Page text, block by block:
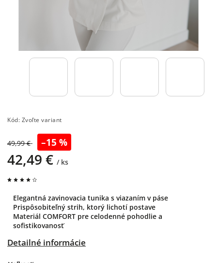
Kód: Zvoľte variant
49,99 € –15 %
42,49 € / ks
Elegantná zavinovacia tunika s viazaním v páse
Prispôsobiteľný strih, ktorý lichotí postave
Materiál COMFORT pre celodenné pohodlie a
sofistikovanosť
Detailné informácie